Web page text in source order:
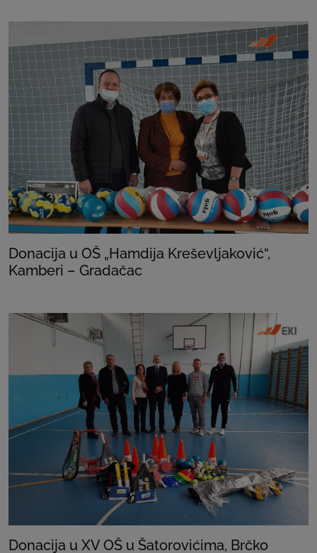
Donacija u OŠ „Hamdija Kreševljaković“,
Kamberi – Gradačac
Donacija u XV OŠ u Šatorovićima, Brčko